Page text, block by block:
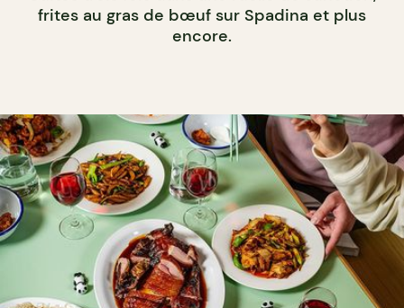
frites au gras de bœuf sur Spadina et plus
encore.